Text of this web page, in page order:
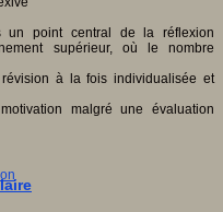
un point central de la réflexion
supérieur, où le nombre
à la fois individualisée et
malgré une évaluation